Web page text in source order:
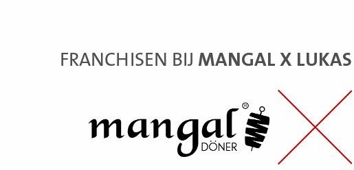
FRANCHISEN BIJ MANGAL X